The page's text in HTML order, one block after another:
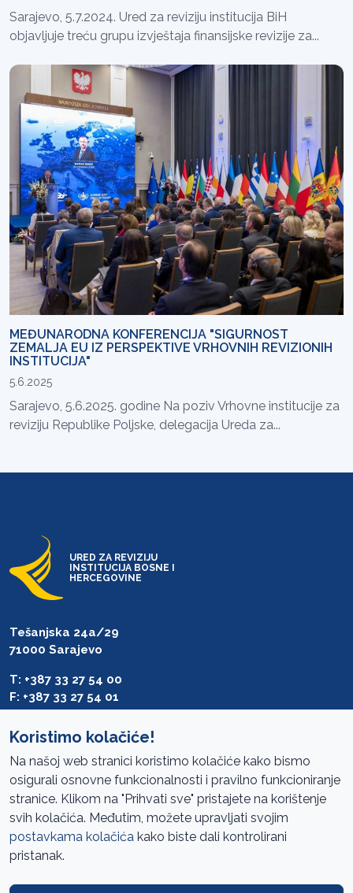
Sarajevo, 5.7.2024. Ured za reviziju institucija BiH
objavljuje treću grupu izvještaja finansijske revizije za...
MEĐUNARODNA KONFERENCIJA "SIGURNOST
ZEMALJA EU IZ PERSPEKTIVE VRHOVNIH REVIZIONIH
INSTITUCIJA"
5.6.2025
Sarajevo, 5.6.2025. godine Na poziv Vrhovne institucije za
reviziju Republike Poljske, delegacija Ureda za...
URED ZA REVIZIJU
INSTITUCIJA BOSNE I
HERCEGOVINE
Tešanjska 24a/29
71000 Sarajevo
T: +387 33 27 54 00
F: +387 33 27 54 01
Pristup informacijama
Mapa sajta
Oglasi
Koristimo kolačiće!
Na našoj web stranici koristimo kolačiće kako bismo
osigurali osnovne funkcionalnosti i pravilno funkcioniranje
stranice. Klikom na "Prihvati sve" pristajete na korištenje
svih kolačića. Međutim, možete upravljati svojim
postavkama kolačića kako biste dali kontrolirani
pristanak.